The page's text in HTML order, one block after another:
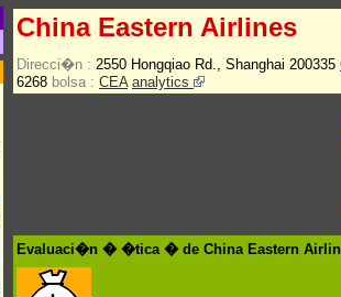
China Eastern Airlines
Direcci�n : 2550 Hongqiao Rd., Shanghai 200335
6268 bolsa : CEA analytics
Evaluaci�n � �tica � de China Eastern